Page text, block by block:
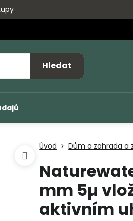
Hledat
Úvod Dům a zahrada a
mm 5µ
aktivním